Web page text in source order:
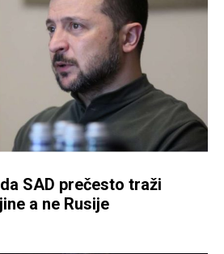
SAD prečesto traži
a ne Rusije